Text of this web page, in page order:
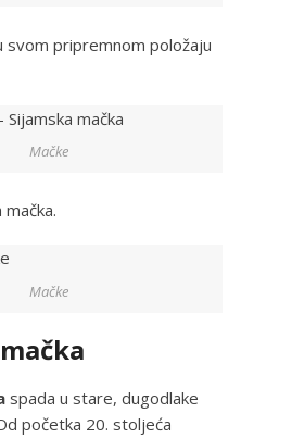
svom pripremnom položaju
Mačke
Mačke
spada u stare, dugodlake
početka 20. stoljeća